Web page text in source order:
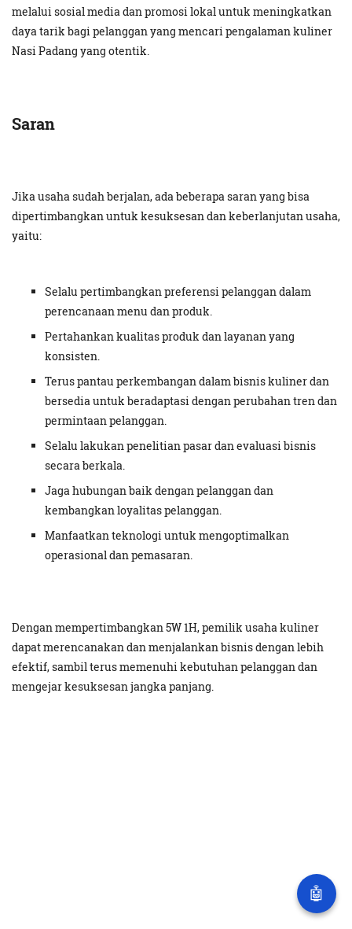
melalui sosial media dan promosi lokal untuk meningkatkan
daya tarik bagi pelanggan yang mencari pengalaman kuliner
Nasi Padang yang otentik.
Saran
Jika usaha sudah berjalan, ada beberapa saran yang bisa
dipertimbangkan untuk kesuksesan dan keberlanjutan usaha,
yaitu:
Selalu pertimbangkan preferensi pelanggan dalam
perencanaan menu dan produk.
Pertahankan kualitas produk dan layanan yang
konsisten.
Terus pantau perkembangan dalam bisnis kuliner dan
bersedia untuk beradaptasi dengan perubahan tren dan
permintaan pelanggan.
Selalu lakukan penelitian pasar dan evaluasi bisnis
secara berkala.
Jaga hubungan baik dengan pelanggan dan
kembangkan loyalitas pelanggan.
Manfaatkan teknologi untuk mengoptimalkan
operasional dan pemasaran.
Dengan mempertimbangkan 5W 1H, pemilik usaha kuliner
dapat merencanakan dan menjalankan bisnis dengan lebih
efektif, sambil terus memenuhi kebutuhan pelanggan dan
mengejar kesuksesan jangka panjang.
🤖